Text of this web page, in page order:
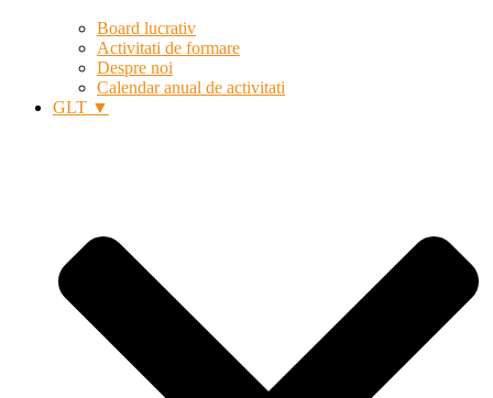
Board lucrativ
Activitati de formare
Despre noi
Calendar anual de activitati
GLT ▼